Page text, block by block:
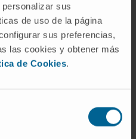
sus
de uso de la página
sus preferencias,
las cookies y obtener más
de Cookies.